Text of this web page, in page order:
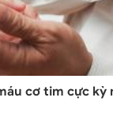
cơ tim cực kỳ